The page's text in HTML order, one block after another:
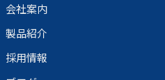
会社案内
製品紹介
採用情報